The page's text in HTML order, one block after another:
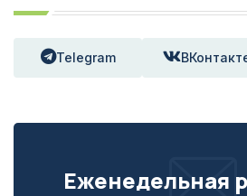
Telegram
Еженедельная